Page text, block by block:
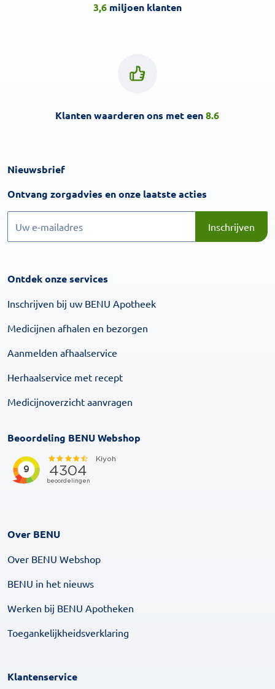
3,6miljoen klanten
Klanten waarderen ons met een8.6
Nieuwsbrief
Ontvang zorgadvies en onze laatste acties
Inschrijven
Ontdek onze services
Inschrijven bij uw BENU Apotheek
Medicijnen afhalen en bezorgen
Aanmelden afhaalservice
Herhaalservice met recept
Medicijnoverzicht aanvragen
Beoordeling BENU Webshop
Over BENU
Over BENU Webshop
BENU in het nieuws
Werken bij BENU Apotheken
Toegankelijkheidsverklaring
Klantenservice